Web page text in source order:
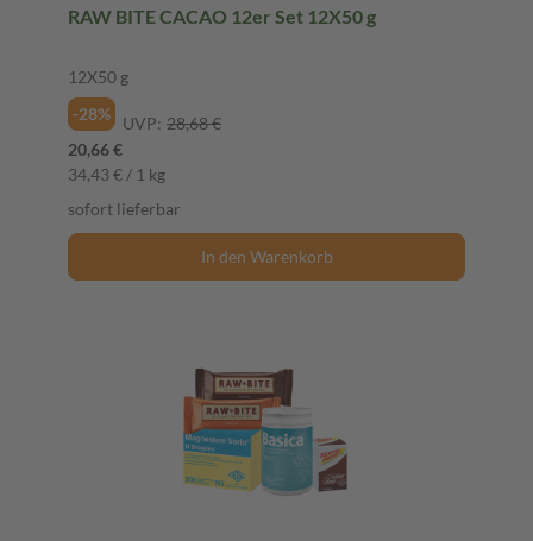
RAW BITE CACAO 12er Set 12X50 g
12X50 g
-28%
UVP: 28,68 €
20,66 €
34,43 € / 1 kg
sofort lieferbar
In den Warenkorb